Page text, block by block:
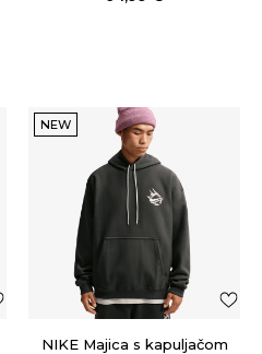
NEW
NIKE Majica s kapuljačom